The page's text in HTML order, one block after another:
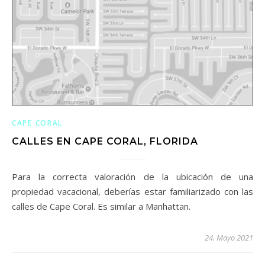
CAPE CORAL
CALLES EN CAPE CORAL, FLORIDA
Para la correcta valoración de la ubicación de una
propiedad vacacional, deberías estar familiarizado con las
calles de Cape Coral. Es similar a Manhattan.
24. Mayo 2021